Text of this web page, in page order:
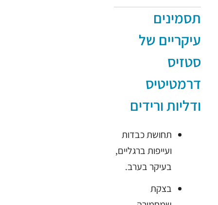
תסמינים
עיקריים של
סטזיס
דרמטיטיס
ודליות ורידים
תחושת כבדות
ועייפות ברגליים,
בעיקר בערב.
בצקת